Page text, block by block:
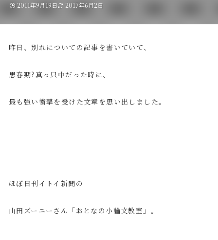
2011年9月19日 2017年6月2日
昨日、別れについての記事を書いていて、
思春期?真っ只中だった時に、
最も強い衝撃を受けた文章を思い出しました。
ほぼ日刊イトイ新聞の
山田ズーニーさん「おとなの小論文教室」。